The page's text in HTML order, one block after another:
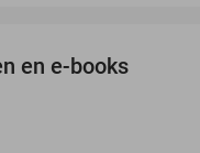
en e-books